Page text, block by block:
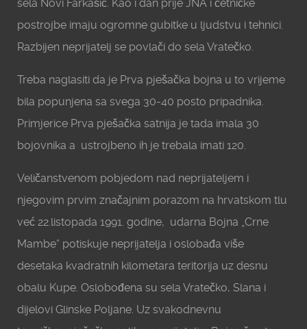
sela Novi Farkašić. Kao i dan prije JNA i četničke
postrojbe imaju ogromne gubitke u ljudstvu i tehnici.
Razbijen neprijatelj se povlači do sela Vratečko.
Treba naglasiti da je Prva pješačka bojna u to vrijeme
bila popunjena sa svega 30-40 posto pripadnika.
Primjerice Prva pješačka satnija je tada imala 30
bojovnika a ustrojbeno ih je trebala imati 120.
Veličanstvenom pobjedom nad neprijateljem i
njegovim prvim značajnim porazom na hrvatskom tlu
već 22.listopada 1991. godine, udarna Bojna „Crne
Mambe“ potiskuje neprijatelja i oslobađa više
desetaka kvadratnih kilometara teritorija uz desnu
obalu Kupe. Oslobođena su sela Vratečko, Slana i
dijelovi Glinske Poljane. Uz svakodnevnu